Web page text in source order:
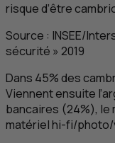
risque d’être
Source : INSEE/
sécurité » 2019
Dans 45% des
Viennent ensuite
bancaires (24%), le
matériel hi-fi/